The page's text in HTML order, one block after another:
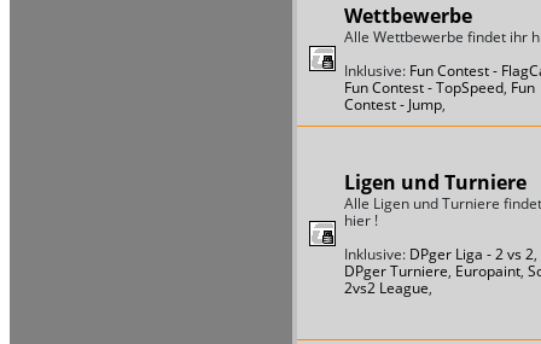
Wettbewerbe
Alle Wettbewerbe findet ihr
Inklusive: Fun Contest -
Fun Contest - TopSpeed, Fun
Contest - Jump,
Ligen und Turniere
Alle Ligen und Turniere
hier !
Inklusive: DPger Liga - 2 vs 2,
DPger Turniere, Europaint,
2vs2 League,